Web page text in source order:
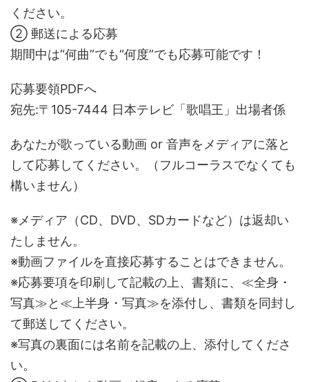
ください。
② 郵送による応募
期間中は“何曲”でも“何度”でも応募可能です！
応募要領PDFへ
宛先:〒105-7444 日本テレビ「歌唱王」出場者係
あなたが歌っている動画 or 音声をメディアに落と
して応募してください。（フルコーラスでなくても
構いません）
※メディア（CD、DVD、SDカードなど）は返却い
たしません。
※動画ファイルを直接応募することはできません。
※応募要項を印刷して記載の上、書類に、≪全身・
写真≫と≪上半身・写真≫を添付し、書類を同封し
て郵送してください。
※写真の裏面には名前を記載の上、添付してくださ
い。